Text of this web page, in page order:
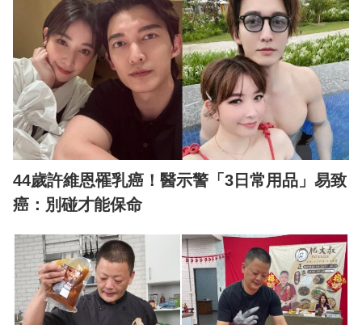
44歲許維恩罹乳癌！醫示警「3日常用品」易致
癌：別碰才能保命